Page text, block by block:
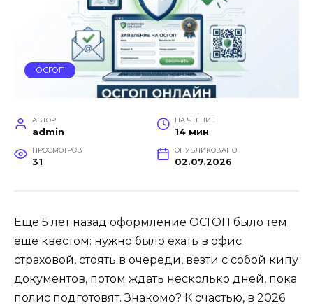
ОСГОП
АВТОР
admin
НА ЧТЕНИЕ
14 мин
ПРОСМОТРОВ
31
ОПУБЛИКОВАНО
02.07.2026
Еще 5 лет назад оформление ОСГОП было тем
еще квестом: нужно было ехать в офис
страховой, стоять в очереди, везти с собой кипу
документов, потом ждать несколько дней, пока
полис подготовят. Знакомо? К счастью, в 2026